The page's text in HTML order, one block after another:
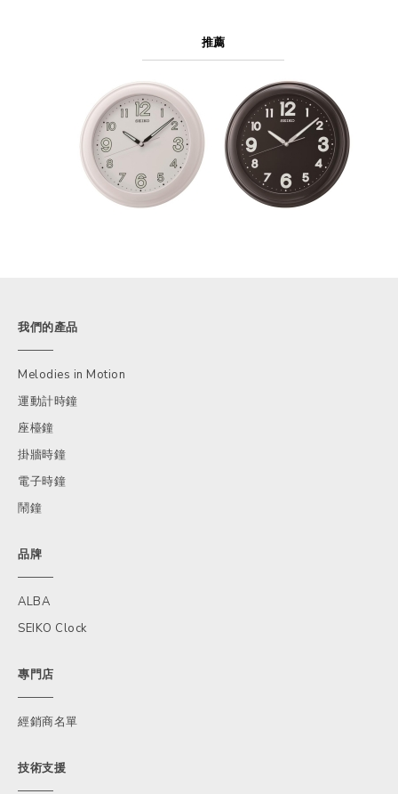
推薦
我們的產品
Melodies in Motion
運動計時鐘
座檯鐘
掛牆時鐘
電子時鐘
鬧鐘
品牌
ALBA
SEIKO Clock
專門店
經銷商名單
技術支援